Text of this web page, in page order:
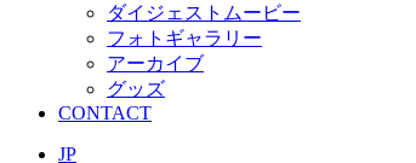
ダイジェストムービー
フォトギャラリー
アーカイブ
グッズ
CONTACT
JP